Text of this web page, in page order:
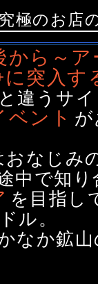
極のお店
から～
突入す
違うサ
ント
なじみ
中で知
を目指し
ル。
なか鉱